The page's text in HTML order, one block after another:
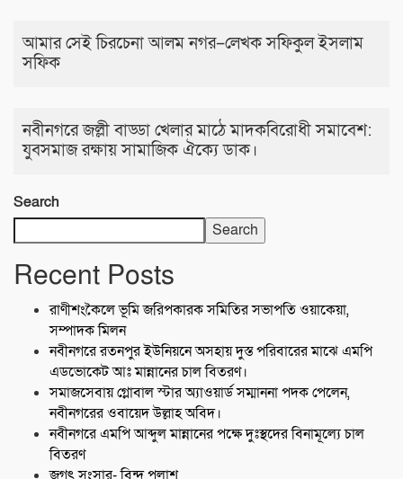
আমার সেই চিরচেনা আলম নগর–লেখক সফিকুল ইসলাম
সফিক
নবীনগরে জল্লী বাড্ডা খেলার মাঠে মাদকবিরোধী সমাবেশ:
যুবসমাজ রক্ষায় সামাজিক ঐক্যে ডাক।
Search
Search
Recent Posts
রাণীশংকৈলে ভূমি জরিপকারক সমিতির সভাপতি ওয়াকেয়া,
সম্পাদক মিলন
নবীনগরে রতনপুর ইউনিয়নে অসহায় দুস্ত পরিবারের মাঝে এমপি
এডভোকেট আঃ মান্নানের চাল বিতরণ।
সমাজসেবায় গ্লোবাল স্টার অ্যাওয়ার্ড সম্মাননা পদক পেলেন,
নবীনগরের ওবায়েদ উল্লাহ অবিদ।
নবীনগরে এমপি আব্দুল মান্নানের পক্ষে দুঃস্থদের বিনামূল্যে চাল
বিতরণ